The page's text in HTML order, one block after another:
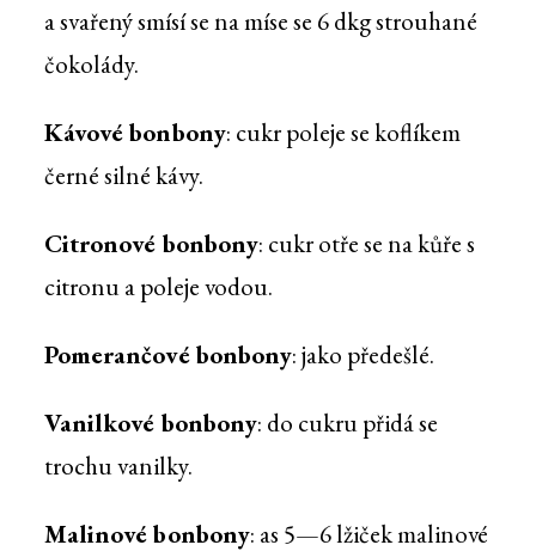
a svařený smísí se na míse se 6 dkg strouhané
čokolády.
Kávové bonbony: cukr poleje se koflíkem
černé silné kávy.
Citronové bonbony: cukr otře se na kůře s
citronu a poleje vodou.
Pomerančové bonbony: jako předešlé.
Vanilkové bonbony: do cukru přidá se
trochu vanilky.
Malinové bonbony: as 5—6 lžiček malinové